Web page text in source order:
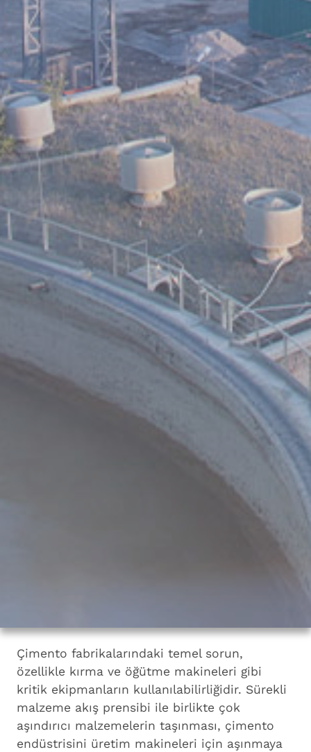
Çimento fabrikalarındaki temel sorun,
özellikle kırma ve öğütme makineleri gibi
kritik ekipmanların kullanılabilirliğidir. Sürekli
malzeme akış prensibi ile birlikte çok
aşındırıcı malzemelerin taşınması, çimento
endüstrisini üretim makineleri için aşınmaya